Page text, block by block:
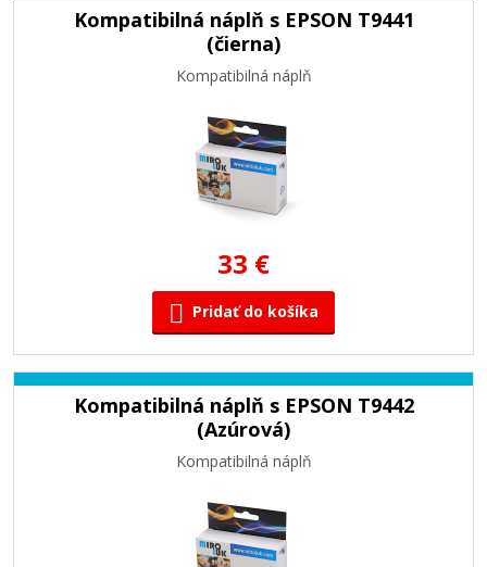
Kompatibilná náplň s EPSON T9441
(čierna)
Kompatibilná náplň
33 €
Pridať do košíka
Kompatibilná náplň s EPSON T9442
(Azúrová)
Kompatibilná náplň